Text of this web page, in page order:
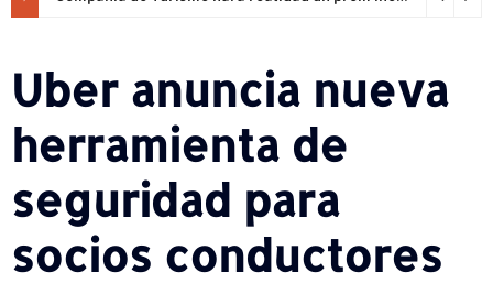
Uber anuncia nueva
herramienta de
seguridad para
socios conductores